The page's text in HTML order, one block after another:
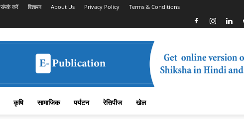
संपर्क करें विज्ञापन About Us Privacy Policy Terms & Conditions
कृषि सामाजिक पर्यटन रेसिपीज खेल